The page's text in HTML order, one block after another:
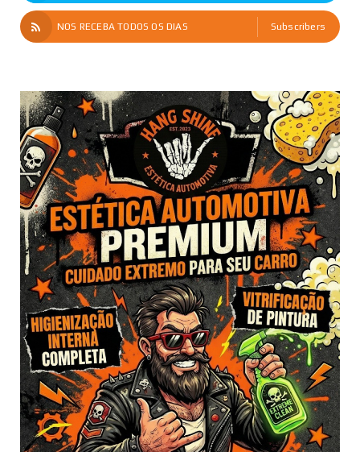
NOS RECEBA TODOS OS DIAS Subscribers